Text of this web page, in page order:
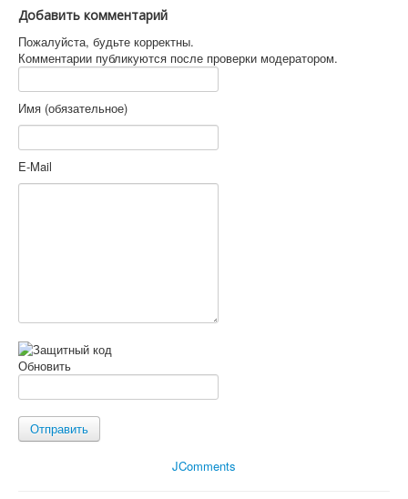
Добавить комментарий
Пожалуйста, будьте корректны.
Комментарии публикуются после проверки модератором.
Имя (обязательное)
E-Mail
Обновить
Отправить
JComments